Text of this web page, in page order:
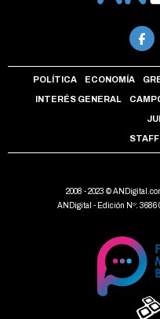
POLÍTICA ECONOMÍA
INTERÉS GENERAL
STAFF
2008 - 2023 ©
ANDigital - Edición Nº: 3686